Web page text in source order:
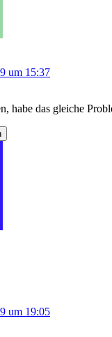
um 15:37
habe das gleiche
um 19:05